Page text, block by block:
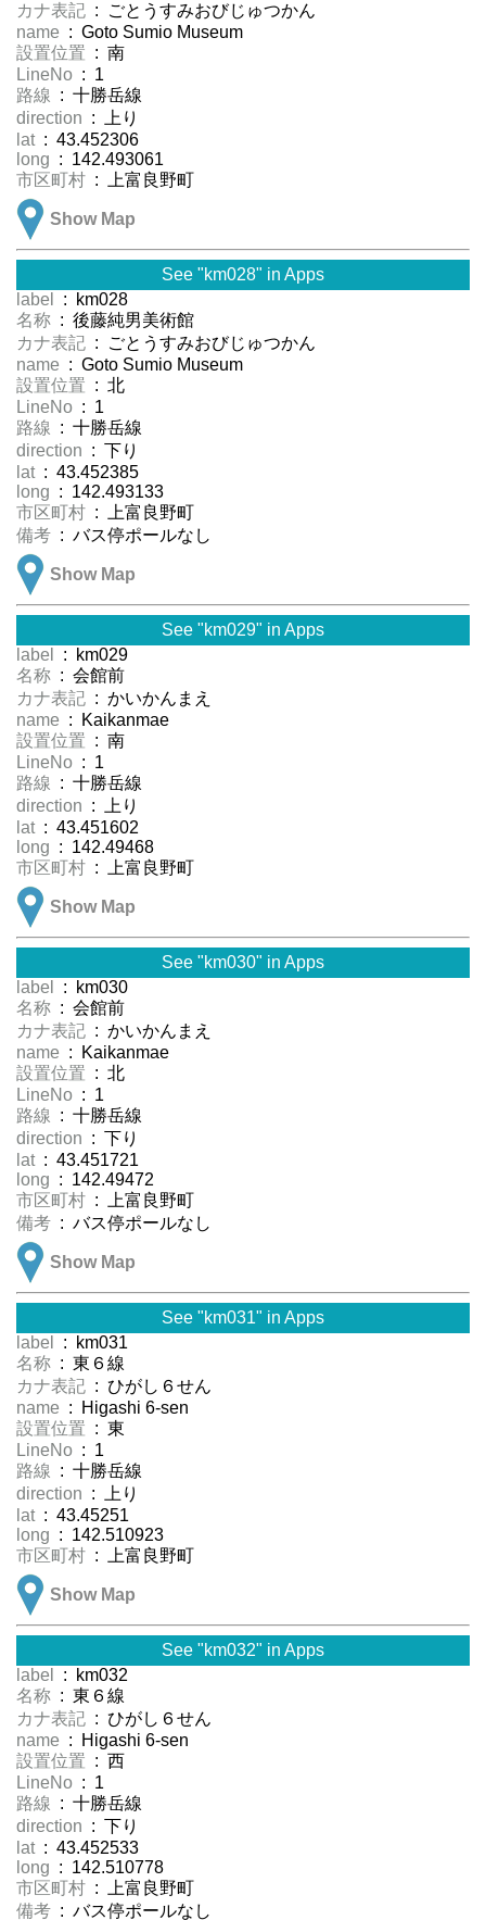
カナ表記 : ごとうすみおびじゅつかん
name : Goto Sumio Museum
設置位置 : 南
LineNo : 1
路線 : 十勝岳線
direction : 上り
lat : 43.452306
long : 142.493061
市区町村 : 上富良野町
Show Map
See "km028" in Apps
label
: km028
名称 : 後藤純男美術館
カナ表記 : ごとうすみおびじゅつかん
name : Goto Sumio Museum
設置位置 : 北
LineNo : 1
路線 : 十勝岳線
direction : 下り
lat : 43.452385
long : 142.493133
市区町村 : 上富良野町
備考 : バス停ポールなし
Show Map
See "km029" in Apps
label
: km029
名称 : 会館前
カナ表記 : かいかんまえ
name : Kaikanmae
設置位置 : 南
LineNo : 1
路線 : 十勝岳線
direction : 上り
lat : 43.451602
long : 142.49468
市区町村 : 上富良野町
Show Map
See "km030" in Apps
label
: km030
名称 : 会館前
カナ表記 : かいかんまえ
name : Kaikanmae
設置位置 : 北
LineNo : 1
路線 : 十勝岳線
direction : 下り
lat : 43.451721
long : 142.49472
市区町村 : 上富良野町
備考 : バス停ポールなし
Show Map
See "km031" in Apps
label
: km031
名称 : 東６線
カナ表記 : ひがし６せん
name : Higashi 6-sen
設置位置 : 東
LineNo : 1
路線 : 十勝岳線
direction : 上り
lat : 43.45251
long : 142.510923
市区町村 : 上富良野町
Show Map
See "km032" in Apps
label
: km032
名称 : 東６線
カナ表記 : ひがし６せん
name : Higashi 6-sen
設置位置 : 西
LineNo : 1
路線 : 十勝岳線
direction : 下り
lat : 43.452533
long : 142.510778
市区町村 : 上富良野町
備考 : バス停ポールなし